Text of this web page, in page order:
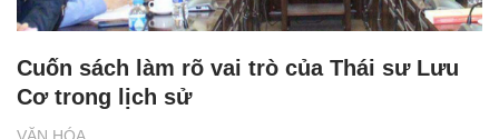
Cuốn sách làm rõ vai trò của Thái sư Lưu
Cơ trong lịch sử